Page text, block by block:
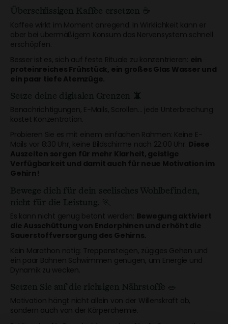
Überschüssigen Kaffee ersetzen ☕️
Kaffee wirkt im Moment anregend. In Wirklichkeit kann er
aber bei übermäßigem Konsum das Nervensystem schnell
erschöpfen.
Besser ist es, sich auf feste Rituale zu konzentrieren: ein
proteinreiches Frühstück, ein großes Glas Wasser und
ein paar tiefe Atemzüge.
Setze deine digitalen Grenzen 📵
Benachrichtigungen, E-Mails, Scrollen... jede Unterbrechung
kostet Konzentration.
Probieren Sie es mit einem einfachen Rahmen: Keine E-
Mails vor 8:30 Uhr, keine Bildschirme nach 22:00 Uhr. Diese
Auszeiten sorgen für mehr Klarheit, geistige
Verfügbarkeit und damit auch für neue Motivation im
Gehirn!
Bewege dich für dein seelisches Wohlbefinden,
nicht für die Leistung. 🏃
Es kann nicht genug betont werden: Bewegung aktiviert
die Ausschüttung von Endorphinen und erhöht die
Sauerstoffversorgung des Gehirns.
Kein Marathon nötig: Treppensteigen, zügiges Gehen und
ein paar Bahnen Schwimmen genügen, um Energie und
Dynamik zu wecken.
Setzen Sie auf die richtigen Nährstoffe 🥗
Motivation hängt nicht allein von der Willenskraft ab,
sondern auch von der Körperchemie.